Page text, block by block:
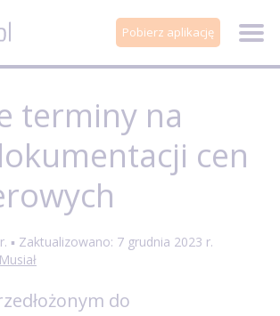
Pobierz aplikację
terminy na
cen
▪ Zaktualizowano: 7 grudnia 2023 r.
do